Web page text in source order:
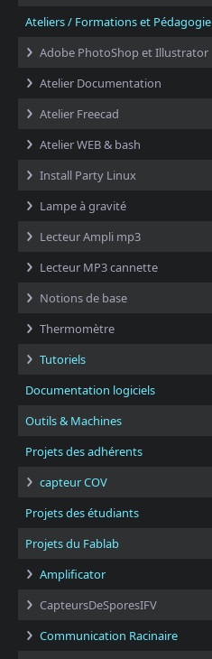
Ateliers / Formations et Pédagogie
Adobe PhotoShop et Illustrator
Atelier Documentation
Atelier Freecad
Atelier WEB & bash
Install Party Linux
Lampe à gravité
Lecteur Ampli mp3
Lecteur MP3 cannette
Notions de base
Thermomètre
Tutoriels
Documentation logiciels
Outils & Machines
Projets des adhérents
capteur COV
Projets des étudiants
Projets du Fablab
Amplificator
CapteursDeSporesIFV
Communication Racinaire